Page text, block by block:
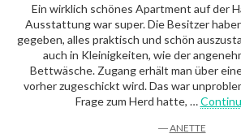
Ein wirklich schönes Apartment auf der
Ausstattung war super. Die Besitzer
gegeben, alles praktisch und schön
auch in Kleinigkeiten, wie der
Bettwäsche. Zugang erhält man über
vorher zugeschickt wird. Das war
Frage zum Herd hatte, …
―ANETTE